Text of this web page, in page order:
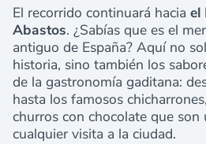
El recorrido continuará hacia el
Abastos. ¿Sabías que es el
antiguo de España? Aquí no
historia, sino también los
de la gastronomía gaditana:
hasta los famosos
churros con chocolate que son
cualquier visita a la ciudad.